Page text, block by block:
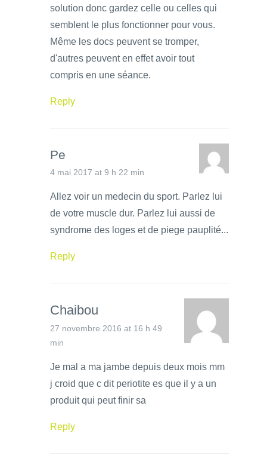
solution donc gardez celle ou celles qui
semblent le plus fonctionner pour vous.
Même les docs peuvent se tromper,
d'autres peuvent en effet avoir tout
compris en une séance.
Reply
Pe
4 mai 2017 at 9 h 22 min
Allez voir un medecin du sport. Parlez lui
de votre muscle dur. Parlez lui aussi de
syndrome des loges et de piege pauplité...
Reply
Chaibou
27 novembre 2016 at 16 h 49
min
Je mal a ma jambe depuis deux mois mm
j croid que c dit periotite es que il y a un
produit qui peut finir sa
Reply